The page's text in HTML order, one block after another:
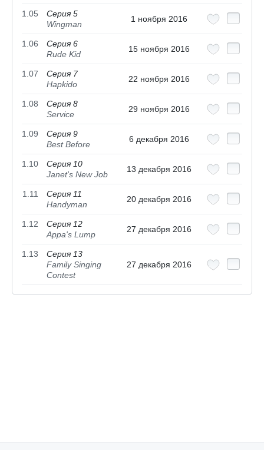
1.05
Серия 5
Wingman
1 ноября 2016
1.06
Серия 6
Rude Kid
15 ноября 2016
1.07
Серия 7
Hapkido
22 ноября 2016
1.08
Серия 8
Service
29 ноября 2016
1.09
Серия 9
Best Before
6 декабря 2016
1.10
Серия 10
Janet's New Job
13 декабря 2016
1.11
Серия 11
Handyman
20 декабря 2016
1.12
Серия 12
Appa's Lump
27 декабря 2016
1.13
Серия 13
Family Singing
Contest
27 декабря 2016